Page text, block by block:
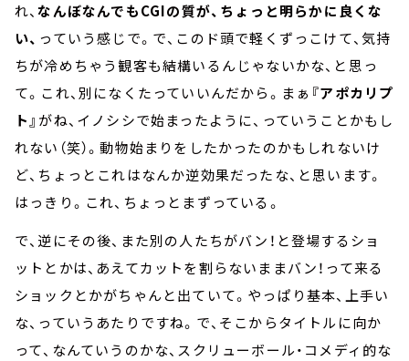
れ、なんぼなんでもCGIの質が、ちょっと明らかに良くな
い、 っていう感じで。で、このド頭で軽くずっこけて、気持
ちが冷めちゃう観客も結構いるんじゃないかな、と思っ
て。これ、別になくたっていいんだから。まぁ 『アポカリプ
ト』 がね、イノシシで始まったように、っていうことかもし
れない（笑）。動物始まりをしたかったのかもしれないけ
ど、ちょっとこれはなんか逆効果だったな、と思います。
はっきり。これ、ちょっとまずっている。
で、逆にその後、また別の人たちがバン！と登場するショ
ットとかは、あえてカットを割らないままバン！って来る
ショックとかがちゃんと出ていて。やっぱり基本、上手い
な、っていうあたりですね。で、そこからタイトルに向か
って、なんていうのかな、スクリューボール・コメディ的な